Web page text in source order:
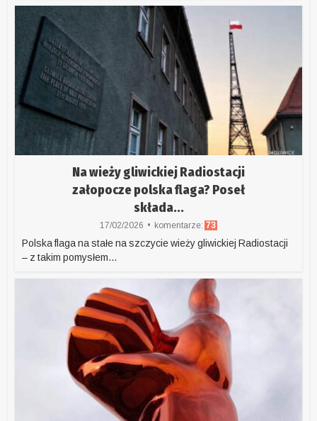
Na wieży gliwickiej Radiostacji
załopocze polska flaga? Poseł
składa...
17/02/2026 komentarze: 73
Polska flaga na stałe na szczycie wieży gliwickiej Radiostacji
– z takim pomysłem...